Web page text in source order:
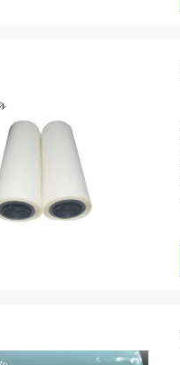
물건을 받았습니다, 아주
좋은 협조에 감사드립니